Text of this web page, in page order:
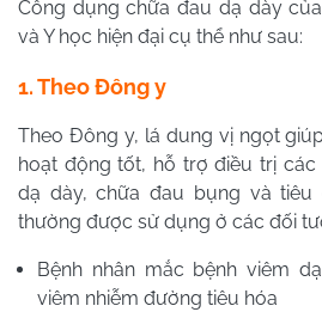
Công dụng chữa đau dạ dày
và Y học hiện đại cụ thể như sau:
1. Theo Đông y
Theo Đông y, lá dung vị ngọt
hoạt động tốt, hỗ trợ điều trị
dạ dày, chữa đau bụng và tiêu
thường được sử dụng ở các đối
Bệnh nhân mắc bệnh viêm
viêm nhiễm đường tiêu hóa